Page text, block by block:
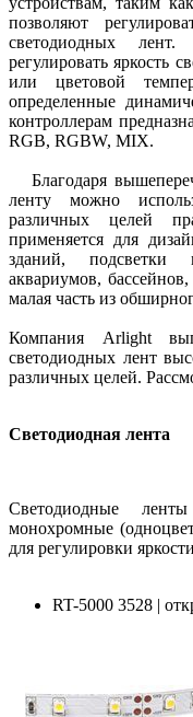
позволяют
светодиодных
регулировать яркость
или цветовой
определенные
контроллерам
RGB, RGBW, MIX.
Благодаря
ленту можно
различных целей
применяется для
зданий, подсветки
аквариумов,
малая часть из
Компания Arlight
светодиодных лент
различных целей.
Светодиодная лента
Светодиодные
монохромные
для регулировки
RT-5000 3528 |